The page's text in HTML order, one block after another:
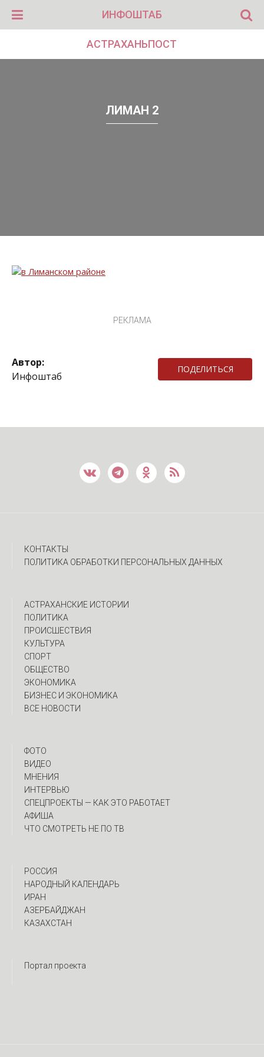
ИНФОШТАБ
АСТРАХАНЬПОСТ
ЛИМАН 2
РЕКЛАМА
Автор:
Инфоштаб
ПОДЕЛИТЬСЯ
КОНТАКТЫ
ПОЛИТИКА ОБРАБОТКИ ПЕРСОНАЛЬНЫХ ДАННЫХ
АСТРАХАНСКИЕ ИСТОРИИ
ПОЛИТИКА
ПРОИСШЕСТВИЯ
КУЛЬТУРА
СПОРТ
ОБЩЕСТВО
ЭКОНОМИКА
БИЗНЕС И ЭКОНОМИКА
ВСЕ НОВОСТИ
ФОТО
ВИДЕО
МНЕНИЯ
ИНТЕРВЬЮ
CПЕЦПРОЕКТЫ — КАК ЭТО РАБОТАЕТ
АФИША
ЧТО СМОТРЕТЬ НЕ ПО ТВ
РОССИЯ
НАРОДНЫЙ КАЛЕНДАРЬ
ИРАН
АЗЕРБАЙДЖАН
КАЗАХСТАН
Портал проекта